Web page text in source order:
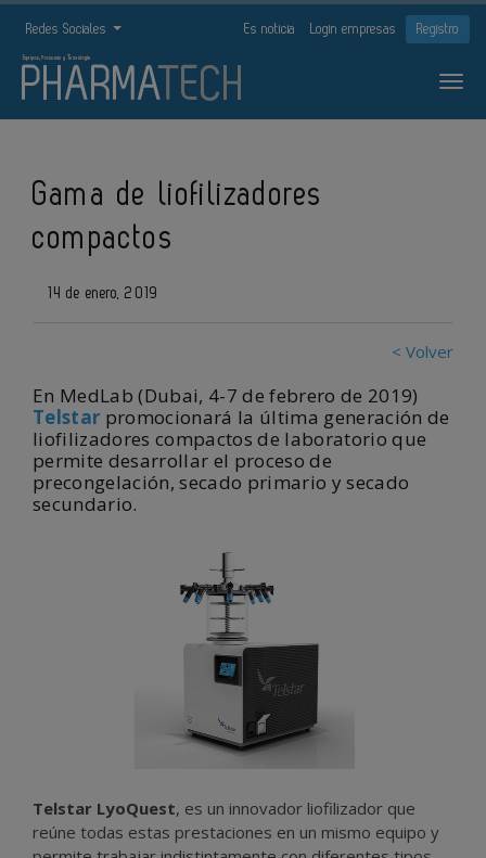
Redes Sociales Es noticia Login empresas Registro
Gama de liofilizadores
compactos
14 de enero, 2019
< Volver
En MedLab (Dubai, 4-7 de febrero de 2019)
Telstar promocionará la última generación de
liofilizadores compactos de laboratorio que
permite desarrollar el proceso de
precongelación, secado primario y secado
secundario.
Telstar LyoQuest, es un innovador liofilizador que
reúne todas estas prestaciones en un mismo equipo y